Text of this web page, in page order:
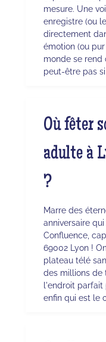
mesure. Une
enregistre (ou
directement
émotion (ou
monde se rend
peut-être pas
Où fêter
adulte à
?
Marre des
anniversaire
Confluence,
69002 Lyon !
plateau télé
des millions de
l'endroit parfait
enfin qui est le